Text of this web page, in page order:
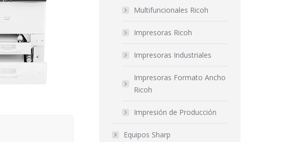
Multifuncionales Ricoh
Impresoras Ricoh
Impresoras Industriales
Impresoras Formato Ancho
Ricoh
Impresión de Producción
Equipos Sharp